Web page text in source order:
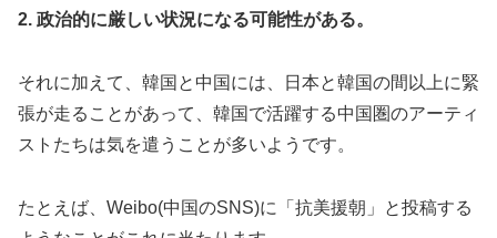
2. 政治的に厳しい状況になる可能性がある。
それに加えて、韓国と中国には、日本と韓国の間以上に緊
張が走ることがあって、韓国で活躍する中国圏のアーティ
ストたちは気を遣うことが多いようです。
たとえば、Weibo(中国のSNS)に「抗美援朝」と投稿する